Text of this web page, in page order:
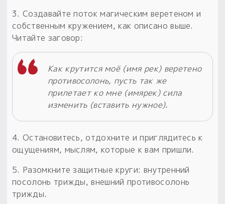
3. Создавайте поток магическим веретеном и
собственным кружением, как описано выше.
Читайте заговор:
Как крутится моё (имя рек) веретено
противосолонь, пусть так же
прилетает ко мне (имярек) сила
изменить (вставить нужное).
4. Остановитесь, отдохните и приглядитесь к
ощущениям, мыслям, которые к вам пришли.
5. Разомкните защитные круги: внутренний
посолонь трижды, внешний противосолонь
трижды.